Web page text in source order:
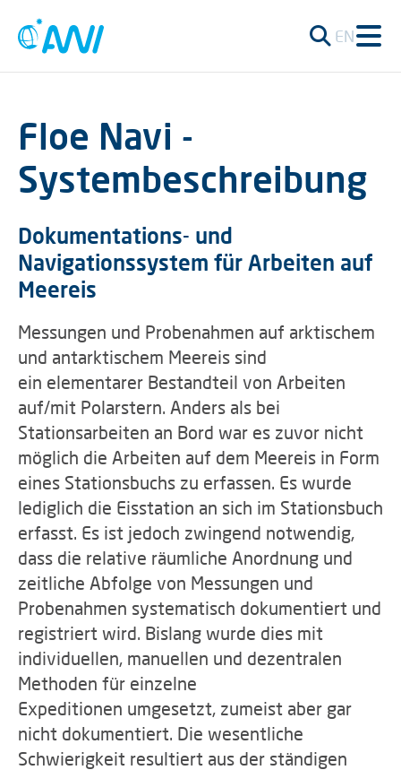
EN
Floe Navi -
Systembeschreibung
Dokumentations- und
Navigationssystem für Arbeiten auf
Meereis
Messungen und Probenahmen auf arktischem
und antarktischem Meereis sind
ein elementarer Bestandteil von Arbeiten
auf/mit Polarstern. Anders als bei
Stationsarbeiten an Bord war es zuvor nicht
möglich die Arbeiten auf dem Meereis in Form
eines Stationsbuchs zu erfassen. Es wurde
lediglich die Eisstation an sich im Stationsbuch
erfasst. Es ist jedoch zwingend notwendig,
dass die relative räumliche Anordnung und
zeitliche Abfolge von Messungen und
Probenahmen systematisch dokumentiert und
registriert wird. Bislang wurde dies mit
individuellen, manuellen und dezentralen
Methoden für einzelne
Expeditionen umgesetzt, zumeist aber gar
nicht dokumentiert. Die wesentliche
Schwierigkeit resultiert aus der ständigen